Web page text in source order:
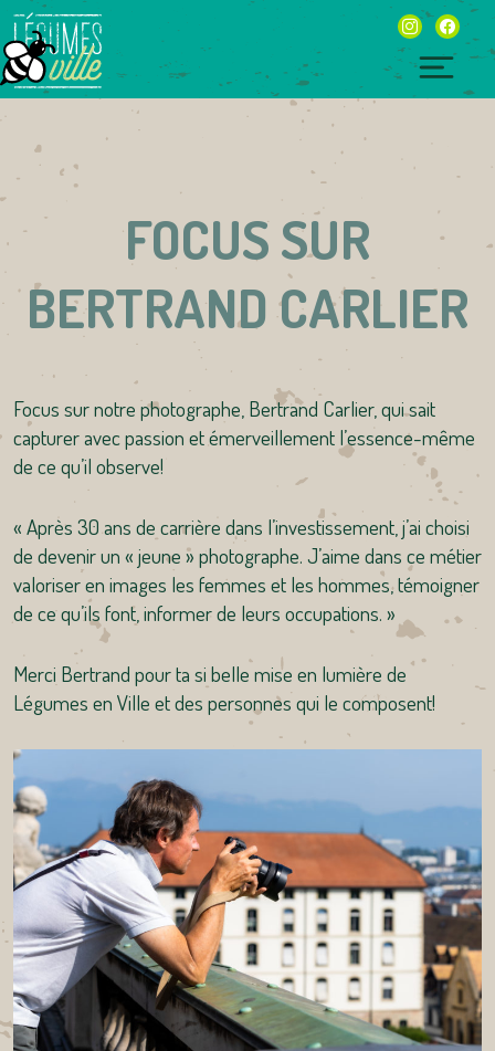
Skip
to
content
instagram
FOCUS SUR
BERTRAND CARLIER
Focus sur notre photographe, Bertrand Carlier, qui sait
capturer avec passion et émerveillement l’essence-même
de ce qu’il observe!
« Après 30 ans de carrière dans l’investissement, j’ai choisi
de devenir un « jeune » photographe. J’aime dans ce métier
valoriser en images les femmes et les hommes, témoigner
de ce qu’ils font, informer de leurs occupations. »
Merci Bertrand pour ta si belle mise en lumière de
Légumes en Ville et des personnes qui le composent!